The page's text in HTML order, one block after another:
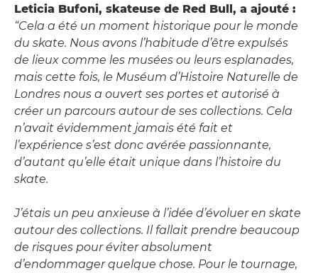
Leticia Bufoni, skateuse de Red Bull, a ajouté :
“Cela a été un moment historique pour le monde
du skate. Nous avons l’habitude d’être expulsés
de lieux comme les musées ou leurs esplanades,
mais cette fois, le Muséum d’Histoire Naturelle de
Londres nous a ouvert ses portes et autorisé à
créer un parcours autour de ses collections. Cela
n’avait évidemment jamais été fait et
l’expérience s’est donc avérée passionnante,
d’autant qu’elle était unique dans l’histoire du
skate.
J’étais un peu anxieuse à l’idée d’évoluer en skate
autour des collections. Il fallait prendre beaucoup
de risques pour éviter absolument
d’endommager quelque chose. Pour le tournage,